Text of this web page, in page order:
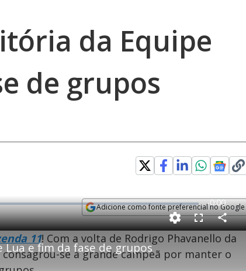
da Equipe
de grupos
Adicione como fonte preferencial no Google
Opens in new window
e fim da fase de grupos
R
e
m
a
i
-0:00
F
u
l
l
s
c
C
o
m
p
11! Com a volta de Rodrigo Phavanello da
se a grande campeã por manter o